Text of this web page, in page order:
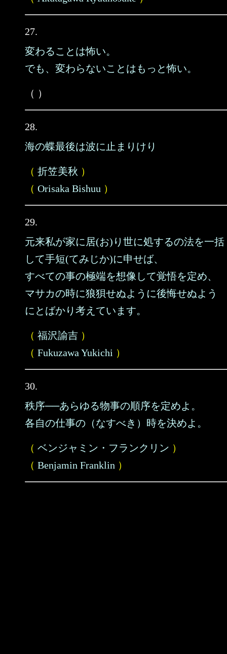
27.
変わることは怖い。
でも、変わらないことはもっと怖い。
（ ）
28.
海の蝶最後は波に止まりけり
（ 折笠美秋 ）
（ Orisaka Bishuu ）
29.
元来私が家に居(お)り世に処するの法を一括
して手短(てみじか)に申せば、
すべての事の極端を想像して覚悟を定め、
マサカの時に狼狽せぬように後悔せぬよう
にとばかり考えています。
（ 福沢諭吉 ）
（ Fukuzawa Yukichi ）
30.
秩序──あらゆる物事の順序を定めよ。
各自の仕事の（なすべき）時を決めよ。
（ ベンジャミン・フランクリン ）
（ Benjamin Franklin ）